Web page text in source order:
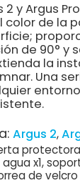
2 y Argus
color de la
de 90° y
la
Una
Argus 2
agua x1,
de velcro